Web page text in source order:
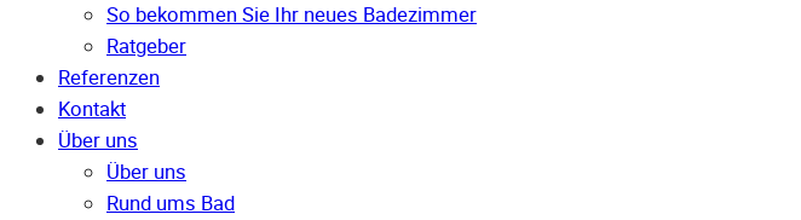
So bekommen Sie Ihr neues Badezimmer
Ratgeber
Referenzen
Kontakt
Über uns
Über uns
Rund ums Bad